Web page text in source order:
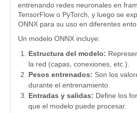
entrenando redes neuronales en
TensorFlow o PyTorch, y luego se
ONNX para su uso en diferentes
Un modelo ONNX incluye:
Estructura del modelo:
la red (capas, conexiones, etc.).
Pesos entrenados: Son los
durante el entrenamiento.
Entradas y salidas: Define los
que el modelo puede procesar.